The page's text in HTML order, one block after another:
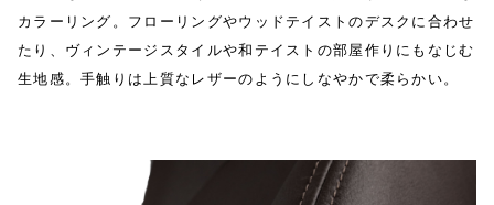
カラーリング。フローリングやウッドテイストのデスクに合わせ
たり、ヴィンテージスタイルや和テイストの部屋作りにもなじむ
生地感。手触りは上質なレザーのようにしなやかで柔らかい。